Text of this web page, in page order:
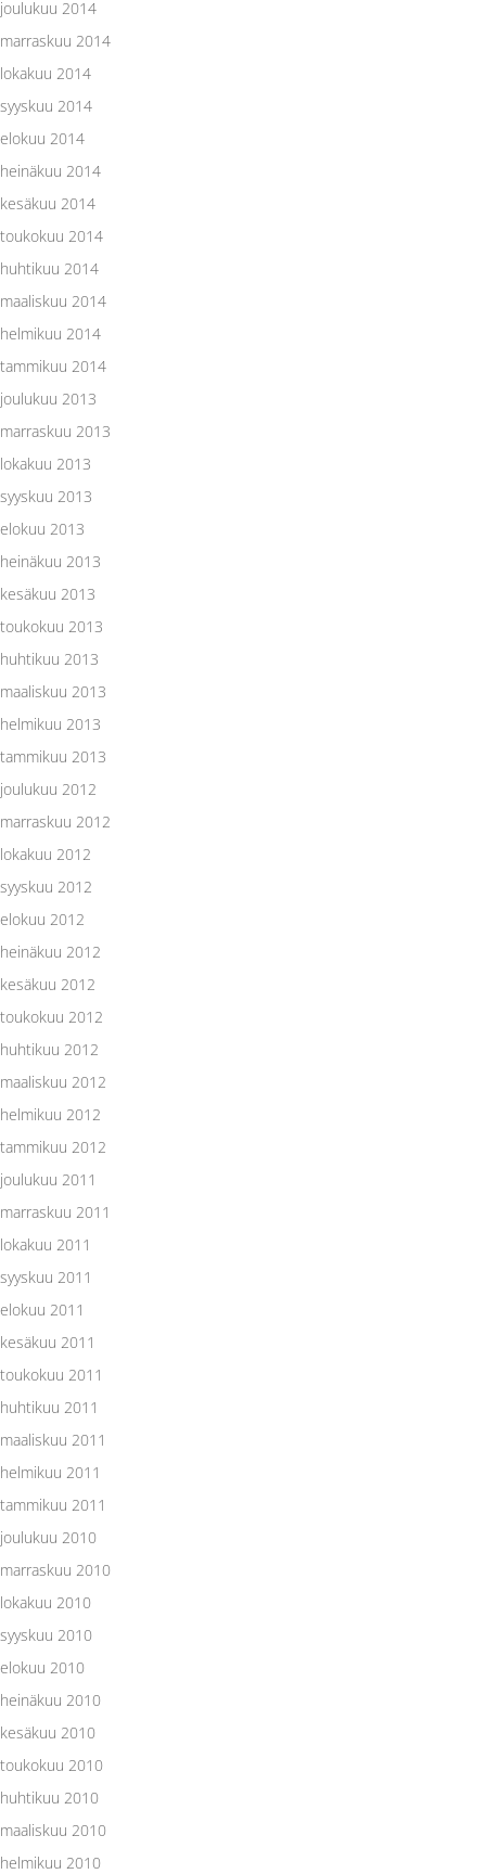
joulukuu 2014
marraskuu 2014
lokakuu 2014
syyskuu 2014
elokuu 2014
heinäkuu 2014
kesäkuu 2014
toukokuu 2014
huhtikuu 2014
maaliskuu 2014
helmikuu 2014
tammikuu 2014
joulukuu 2013
marraskuu 2013
lokakuu 2013
syyskuu 2013
elokuu 2013
heinäkuu 2013
kesäkuu 2013
toukokuu 2013
huhtikuu 2013
maaliskuu 2013
helmikuu 2013
tammikuu 2013
joulukuu 2012
marraskuu 2012
lokakuu 2012
syyskuu 2012
elokuu 2012
heinäkuu 2012
kesäkuu 2012
toukokuu 2012
huhtikuu 2012
maaliskuu 2012
helmikuu 2012
tammikuu 2012
joulukuu 2011
marraskuu 2011
lokakuu 2011
syyskuu 2011
elokuu 2011
kesäkuu 2011
toukokuu 2011
huhtikuu 2011
maaliskuu 2011
helmikuu 2011
tammikuu 2011
joulukuu 2010
marraskuu 2010
lokakuu 2010
syyskuu 2010
elokuu 2010
heinäkuu 2010
kesäkuu 2010
toukokuu 2010
huhtikuu 2010
maaliskuu 2010
helmikuu 2010